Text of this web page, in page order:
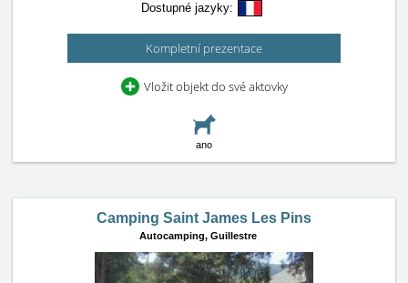
Dostupné jazyky:
Kompletní prezentace
Vložit objekt do své aktovky
ano
Camping Saint James Les Pins
Autocamping, Guillestre